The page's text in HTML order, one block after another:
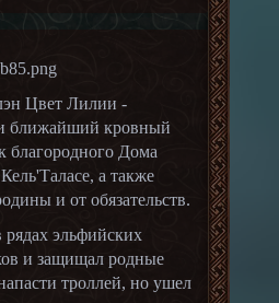
Цвет Лилии -
ближайший кровный
благородного Дома
а также
и от обязательств.
рядах эльфийских
и защищал родные
троллей, но ушел